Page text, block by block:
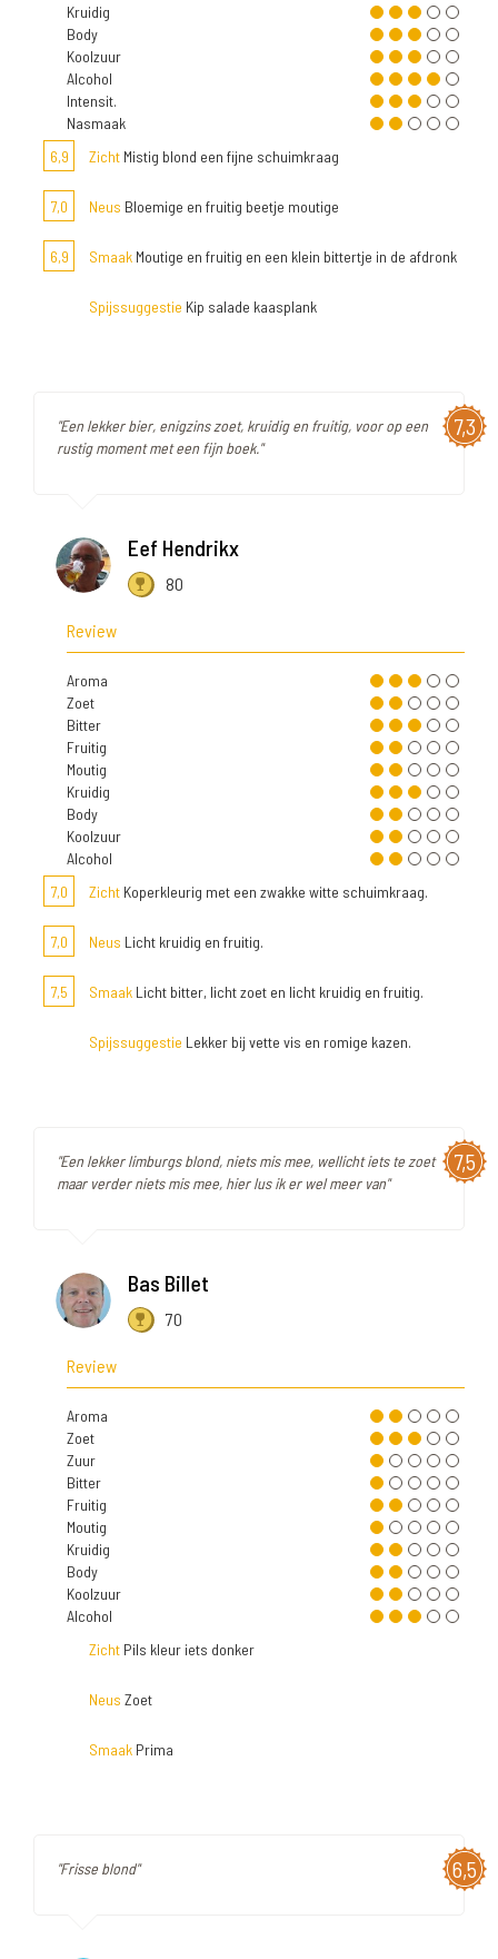
Kruidig
Body
Koolzuur
Alcohol
Intensit.
Nasmaak
6,9
Zicht Mistig blond een fijne schuimkraag
7,0 Neus Bloemige en fruitig beetje moutige
6,9 Smaak Moutige en fruitig en een klein bittertje in de afdronk
Spijssuggestie Kip salade kaasplank
7,3
"Een lekker bier, enigzins zoet, kruidig en fruitig, voor op een
rustig moment met een fijn boek."
Eef Hendrikx
80
Review
Aroma
Zoet
Bitter
Fruitig
Moutig
Kruidig
Body
Koolzuur
Alcohol
7,0
Zicht Koperkleurig met een zwakke witte schuimkraag.
7,0 Neus Licht kruidig en fruitig.
7,5 Smaak Licht bitter, licht zoet en licht kruidig en fruitig.
Spijssuggestie Lekker bij vette vis en romige kazen.
7,5
"Een lekker limburgs blond, niets mis mee, wellicht iets te zoet
maar verder niets mis mee, hier lus ik er wel meer van"
Bas Billet
70
Review
Aroma
Zoet
Zuur
Bitter
Fruitig
Moutig
Kruidig
Body
Koolzuur
Alcohol
Zicht Pils kleur iets donker
Neus Zoet
Smaak Prima
6,5
"Frisse blond"